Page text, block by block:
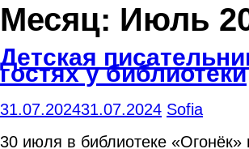
Месяц: Июль
Детская
гостях у библиотеки
31.07.202431.07.2024 Sofia
30 июля в библиотеке